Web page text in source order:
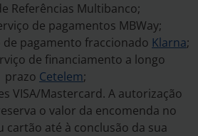
Referências Multibanco;
de pagamentos MBWay;
pagamento fraccionado Klarna;
de financiamento a longo
prazo Cetelem;
VISA/Mastercard. A autorização
o valor da encomenda no
cartão até à conclusão da sua